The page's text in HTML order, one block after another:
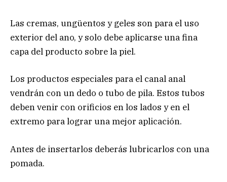
Las cremas, ungüentos y geles son para el uso
exterior del ano, y solo debe aplicarse una fina
capa del producto sobre la piel.
Los productos especiales para el canal anal
vendrán con un dedo o tubo de pila. Estos tubos
deben venir con orificios en los lados y en el
extremo para lograr una mejor aplicación.
Antes de insertarlos deberás lubricarlos con una
pomada.